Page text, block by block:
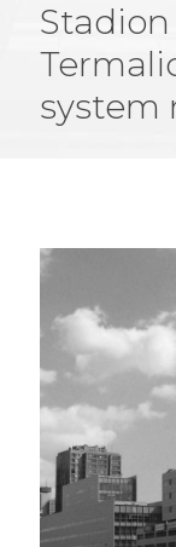
system